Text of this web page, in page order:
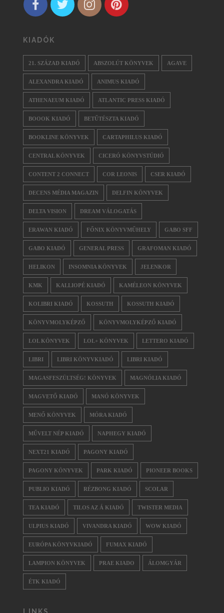
KIADÓK
21. SZÁZAD KIADÓ ABSZOLÚT KÖNYVEK AGAVE
ALEXANDRA KIADÓ ANIMUS KIADÓ
ATHENAEUM KIADÓ ATLANTIC PRESS KIADÓ
BOOOK KIADÓ BETŰTÉSZTA KIADÓ
BOOKLINE KÖNYVEK CARTAPHILUS KIADÓ
CENTRAL KÖNYVEK CICERÓ KÖNYVSTÚDIÓ
CONTENT 2 CONNECT COR LEONIS CSER KIADÓ
DECENS MÉDIA MAGAZIN DELFIN KÖNYVEK
DELTA VISION DREAM VÁLOGATÁS
ERAWAN KIADÓ FŐNIX KÖNYVMŰHELY GABO SFF
GABO KIADÓ GENERAL PRESS GRAFOMAN KIADÓ
HELIKON INSOMNIA KÖNYVEK JELENKOR
KMK KALLIOPÉ KIADÓ KAMÉLEON KÖNYVEK
KOLIBRI KIADÓ KOSSUTH KOSSUTH KIADÓ
KÖNYVMOLYKÉPZŐ KÖNYVMOLYKÉPZŐ KIADÓ
LOL KÖNYVEK LOL+ KÖNYVEK LETTERO KIADÓ
LIBRI LIBRI KÖNYVKIADÓ LIBRI KIADÓ
MAGASFESZÜLTSÉG! KÖNYVEK MAGNÓLIA KIADÓ
MAGVETŐ KIADÓ MANÓ KÖNYVEK
MENŐ KÖNYVEK MÓRA KIADÓ
MŰVELT NÉP KIADÓ NAPHEGY KIADÓ
NEXT21 KIADÓ PAGONY KIADÓ
PAGONY KÖNYVEK PARK KIADÓ PIONEER BOOKS
PUBLIO KIADÓ RÉZBONG KIADÓ SCOLAR
TEA KIADÓ TILOS AZ Á KIADÓ TWISTER MEDIA
ULPIUS KIADÓ VIVANDRA KIADÓ WOW KIADÓ
EURÓPA KÖNYVKIADÓ FUMAX KIADÓ
LAMPION KÖNYVEK PRAE KIADO ÁLOMGYÁR
ÉTK KIADÓ